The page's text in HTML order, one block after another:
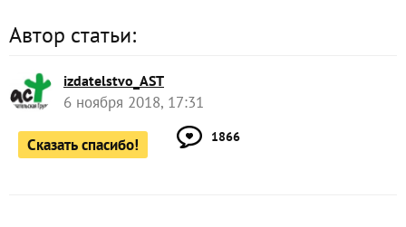
Автор статьи:
izdatelstvo_AST
6 ноября 2018, 17:31
Сказать спасибо! 1866